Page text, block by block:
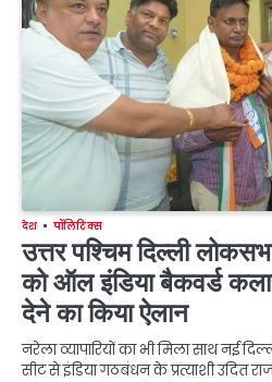
देश पॉलिटिक्स
उत्तर पश्चिम दिल्ली
को ऑल इंडिया बैकवर्ड
देने का किया ऐलान
नरेला व्यापारियों का भी मिला साथ नई
सीट से इंडिया गठबंधन के प्रत्याशी उदित